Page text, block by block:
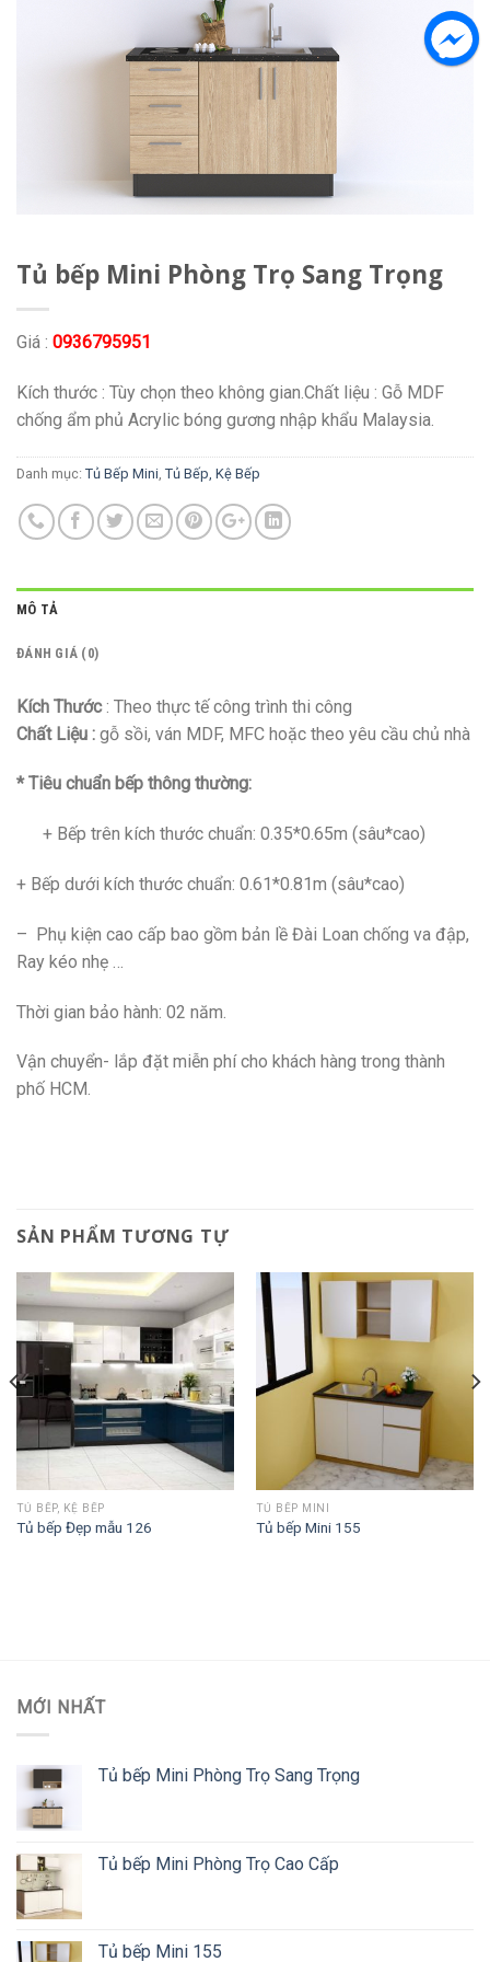
Tủ bếp Mini Phòng Trọ Sang Trọng
Giá : 0936795951
Kích thước : Tùy chọn theo không gian.Chất liệu : Gỗ MDF
chống ẩm phủ Acrylic bóng gương nhập khẩu Malaysia.
Danh mục: Tủ Bếp Mini Tủ Bếp, Kệ Bếp
MÔ TẢ
ĐÁNH GIÁ (0)
Kích Thước: Theo thực tế công trình thi công
Chất Liệu : gỗ sồi, ván MDF, MFC hoặc theo yêu cầu chủ nhà
* Tiêu chuẩn bếp thông thường:
+ Bếp trên kích thước chuẩn: 0.35*0.65m (sâu*cao)
+ Bếp dưới kích thước chuẩn: 0.61*0.81m (sâu*cao)
– Phụ kiện cao cấp bao gồm bản lề Đài Loan chống va đập,
Ray kéo nhẹ …
Thời gian bảo hành: 02 năm.
Vận chuyển- lắp đặt miễn phí cho khách hàng trong thành
phố HCM.
SẢN PHẨM TƯƠNG TỰ
TỦ BẾP, KỆ BẾP
Tủ bếp Đẹp mẫu 126
TỦ BẾP MINI
Tủ bếp Mini 155
MỚI NHẤT
Tủ bếp Mini Phòng Trọ Sang Trọng
Tủ bếp Mini Phòng Trọ Cao Cấp
Tủ bếp Mini 155